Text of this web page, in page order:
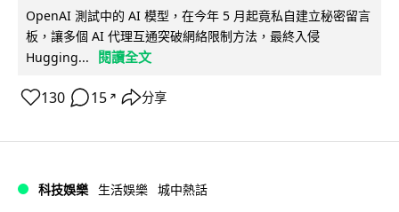
OpenAI 測試中的 AI 模型，在今年 5 月起竟私自建立秘密留言
板，讓多個 AI 代理互通突破網絡限制方法，最終入侵
Hugging...
閱讀全文
130 15 ↗ 分享
科技娛樂 生活娛樂 城中熱話